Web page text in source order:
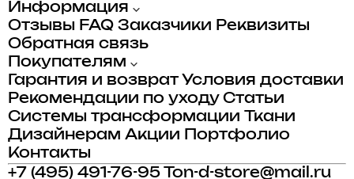
Информация
Отзывы FAQ Заказчики Реквизиты
Обратная связь
Покупателям
Гарантия и возврат Условия доставки
Рекомендации по уходу Статьи
Системы трансформации
Ткани
Дизайнерам Акции
Портфолио
Контакты
+7 (495) 491-76-95
Ton-d-store@mail.ru